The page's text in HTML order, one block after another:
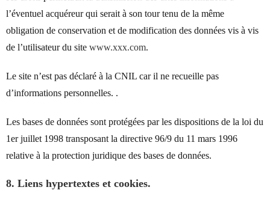
l’éventuel acquéreur qui serait à son tour tenu de la même
obligation de conservation et de modification des données vis à vis
de l’utilisateur du site www.xxx.com.
Le site n’est pas déclaré à la CNIL car il ne recueille pas
d’informations personnelles. .
Les bases de données sont protégées par les dispositions de la loi du
1er juillet 1998 transposant la directive 96/9 du 11 mars 1996
relative à la protection juridique des bases de données.
8. Liens hypertextes et cookies.